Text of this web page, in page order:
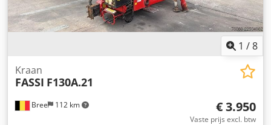
1 /8
Bree 112 km
Kraan
FASSI F130A.21
€ 3.950
Vaste prijs excl. btw